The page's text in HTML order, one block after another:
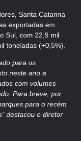
Santa Catarina
exportadas em
Sul, com 22,9 mil
toneladas (+0,5%).
para os
neste ano a
com volumes
Para breve, por
para o recém
destacou o diretor